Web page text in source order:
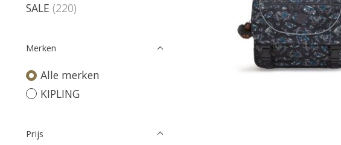
SALE (220)
Merken
Alle merken
KIPLING
Prijs